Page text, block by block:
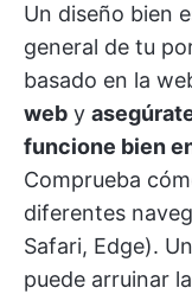
Un diseño bien
general de tu
basado en la
web y
funcione bien
Comprueba
diferentes
Safari, Edge).
puede arruinar